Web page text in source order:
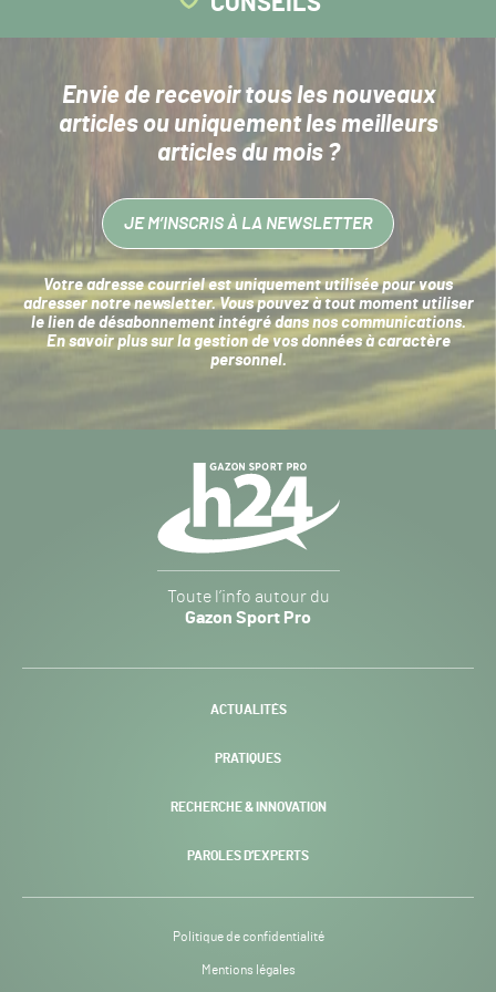
Envie de recevoir tous les nouveaux
articlesou uniquement les meilleurs
articles du mois ?
JE M’INSCRIS À LA NEWSLETTER
Votre adresse courriel est uniquement utilisée pour vous
adresser notre newsletter. Vous pouvez à tout moment utiliser
le lien de désabonnement intégré dans nos communications.
En savoir plus sur la gestion de vos données à caractère
personnel.
Sport
Pro
-
Toute l’info autour du
Gazon Sport Pro
ACTUALITÉS
PRATIQUES
RECHERCHE & INNOVATION
PAROLES D’EXPERTS
Politique de confidentialité
Mentions légales